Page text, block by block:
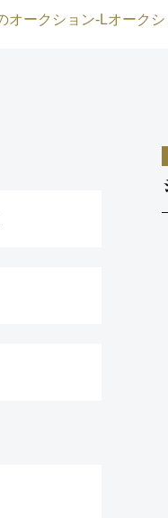
オークション-Lオーク